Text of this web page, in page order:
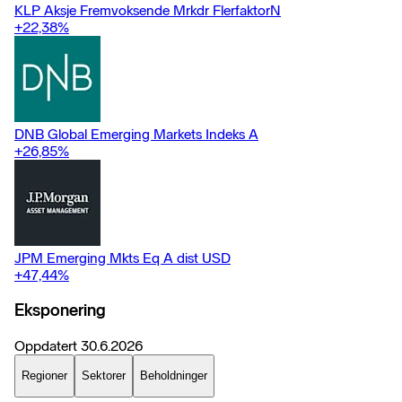
KLP Aksje Fremvoksende Mrkdr FlerfaktorN
+22,38%
DNB Global Emerging Markets Indeks A
+26,85%
JPM Emerging Mkts Eq A dist USD
+47,44%
Eksponering
Oppdatert 30.6.2026
Regioner Sektorer Beholdninger